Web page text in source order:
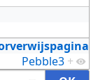
Pebble3 +